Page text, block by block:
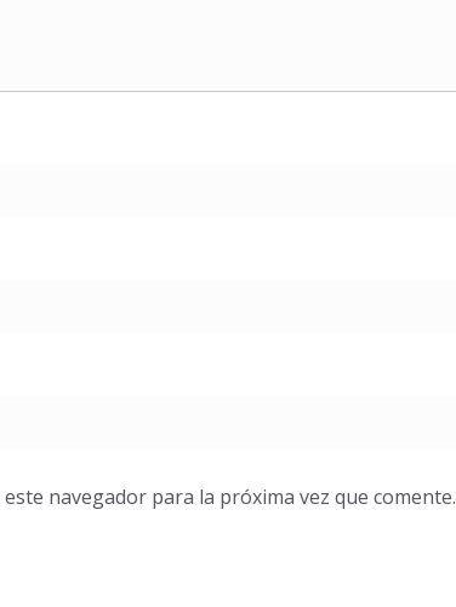
navegador para la próxima vez que comente.